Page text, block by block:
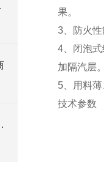
材
优质工厂
果。
3、防火
4、闭泡
加隔汽层
5、用料
技术参数